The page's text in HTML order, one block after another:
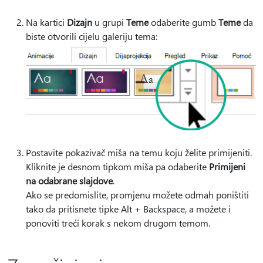
Na kartici Dizajn u grupi Temeodaberite gumbTemeda
biste otvorili cijelu galeriju tema:
Postavite pokazivač miša na temu koju želite primijeniti.
Kliknite je desnom tipkom miša pa odaberite Primijeni
na odabrane slajdove.
Ako se predomislite, promjenu možete odmah poništiti
tako da pritisnete tipke Alt + Backspace, a možete i
ponoviti treći korak s nekom drugom temom.